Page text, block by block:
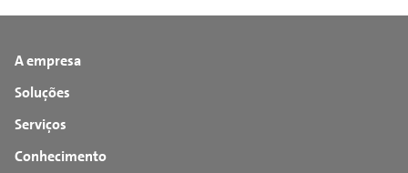
A empresa
Soluções
Serviços
Conhecimento